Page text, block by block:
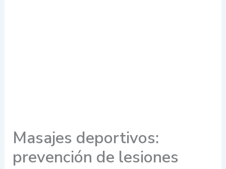
Masajes deportivos:
prevención de lesiones